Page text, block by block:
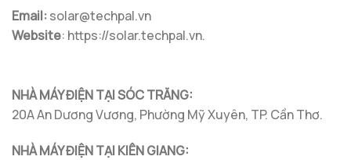
Email:solar@techpal.vn
Website: https://solar.techpal.vn.
NHÀ MÁY ĐIỆN TẠI SÓC TRĂNG:
20A An Dương Vương, Phường Mỹ Xuyên, TP. Cần Thơ.
NHÀ MÁY ĐIỆN TẠI KIÊN GIANG: